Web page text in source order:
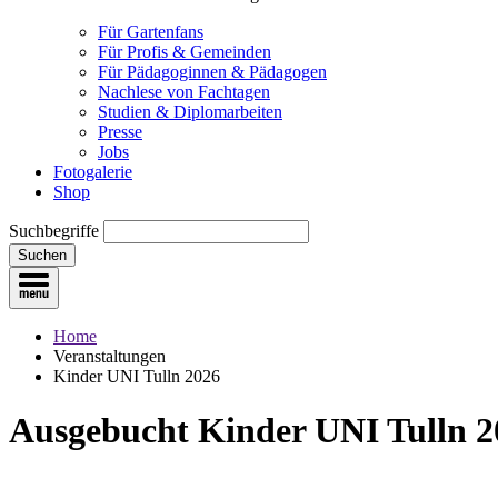
Für Gartenfans
Für Profis & Gemeinden
Für Pädagoginnen & Pädagogen
Nachlese von Fachtagen
Studien & Diplomarbeiten
Presse
Jobs
Fotogalerie
Shop
Suchbegriffe
Suchen
Home
Veranstaltungen
Kinder UNI Tulln 2026
Aus­gebucht Kinder UNI Tulln